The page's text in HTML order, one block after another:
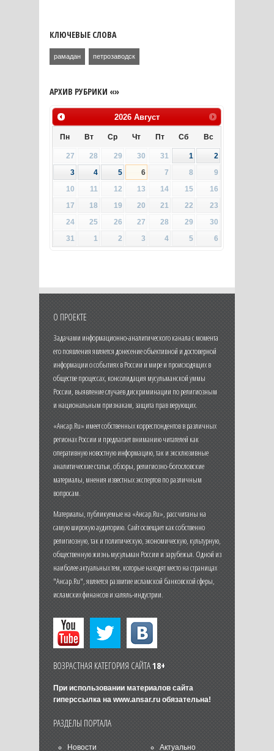
КЛЮЧЕВЫЕ СЛОВА
рамадан петрозаводск
АРХИВ РУБРИКИ «»
2026 Август
Пн Вт Ср Чт Пт Сб Вс
27 28 29 30 31 1
2
3
4 5 6 7 8
9
10
11 12 13 14 15
16
17
18 19 20 21 22
23
24
25 26 27 28 29
30
31
1 2 3 4 5 6
О ПРОЕКТЕ
Задачами информационно-аналитического канала с момента
его появления является донесение объективной и достоверной
информации о событиях в России и мире и происходящих в
обществе процессах, консолидация мусульманской уммы
России, выявление случаев дискриминации по религиозным
и национальным признакам, защита прав верующих.
«Ансар.Ru» имеет собственных корреспондентов в различных
регионах России и предлагает вниманию читателей как
оперативную новостную информацию, так и эксклюзивные
аналитические статьи, обзоры, религиозно-богословские
материалы, мнения известных экспертов по различным
вопросам.
Материалы, публикуемые на «Ансар.Ru», рассчитаны на
самую широкую аудиторию. Сайт освещает как собственно
религиозную, так и политическую, экономическую, культурную,
общественную жизнь мусульман России и зарубежья. Одной из
наиболее актуальных тем, которые находят место на страницах
"Ансар.Ru", является развитие исламской банковской сферы,
исламских финансов и халяль-индустрии.
ВОЗРАСТНАЯ КАТЕГОРИЯ САЙТА18+
При использовании материалов сайта
гиперссылка на www.ansar.ruобязательна!
РАЗДЕЛЫ ПОРТАЛА
Новости Актуально